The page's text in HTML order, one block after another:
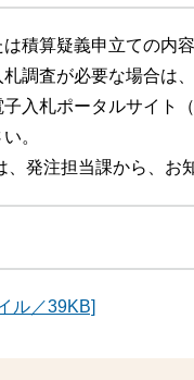
積算疑義申立ての内
調査が必要な場合は
入札ポータルサイト
。
発注担当課から、お
ル／39KB]